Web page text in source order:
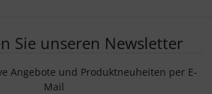
Sie unseren Newsletter
Angebote und Produktneuheiten per E-
Mail